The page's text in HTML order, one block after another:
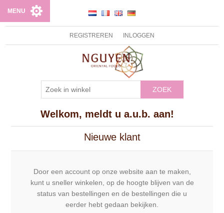
REGISTREREN INLOGGEN
ZOEK
MENU
Welkom, meldt u a.u.b. aan!
Nieuwe klant
Door een account op onze website aan te maken,
kunt u sneller winkelen, op de hoogte blijven van de
status van bestellingen en de bestellingen die u
eerder hebt gedaan bekijken.